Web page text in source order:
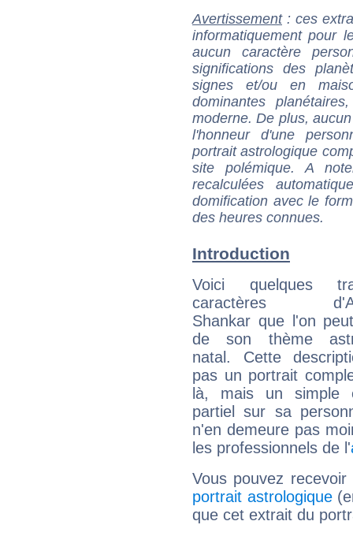
Avertissement: ces
informatiquement pour
aucun caractère
significations des
signes et/ou en
dominantes
moderne. De plus,
l'honneur d'une
portrait astrologique
site polémique. A
recalculées
domification avec le
des heures connues.
Introduction
Voici quelques
caractères
Shankar que l'on
de son thème
natal. Cette
pas un portrait
là, mais un simple
partiel sur sa
n'en demeure pas
les professionnels de l'
Vous pouvez
portrait astrologique
que cet extrait du